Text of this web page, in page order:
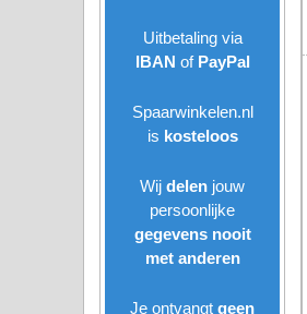
Uitbetaling via
IBAN of PayPal
Spaarwinkelen.nl
is kosteloos
Wij delen jouw
persoonlijke
gegevens nooit
met anderen
Je ontvangt geen